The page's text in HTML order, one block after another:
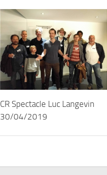
CR Spectacle Luc Langevin
30/04/2019